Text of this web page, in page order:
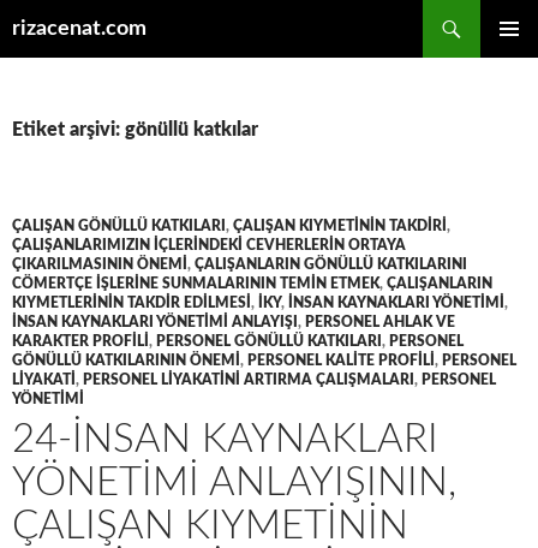
rizacenat.com
Etiket arşivi: gönüllü katkılar
ÇALIŞAN GÖNÜLLÜ KATKILARI , ÇALIŞAN KIYMETININ TAKDIRI ,
ÇALIŞANLARIMIZIN IÇLERINDEKI CEVHERLERIN ORTAYA
ÇIKARILMASININ ÖNEMI , ÇALIŞANLARIN GÖNÜLLÜ KATKILARINI
CÖMERTÇE IŞLERINE SUNMALARININ TEMIN ETMEK, ÇALIŞANLARIN
KIYMETLERININ TAKDIR EDILMESI , İKY, INSAN KAYNAKLARI YÖNETIMI ,
INSAN KAYNAKLARI YÖNETIMI ANLAYIŞI , PERSONEL AHLAK VE
KARAKTER PROFILI , PERSONEL GÖNÜLLÜ KATKILARI , PERSONEL
GÖNÜLLÜ KATKILARININ ÖNEMI , PERSONEL KALITE PROFILI , PERSONEL
LIYAKATI , PERSONEL LIYAKATINI ARTIRMA ÇALIŞMALARI , PERSONEL
YÖNETIMI
24-İNSAN KAYNAKLARI
YÖNETIMI ANLAYIŞININ,
ÇALIŞAN KIYMETININ